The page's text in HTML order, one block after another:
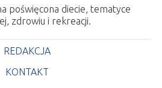
poświęcona diecie, tematyce
zdrowiu i rekreacji.
REDAKCJA
KONTAKT